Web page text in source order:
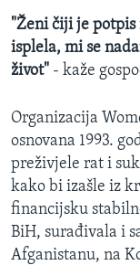
"Ženi čiji je
isplela, mi se
život" - kaže
Organizacija
osnovana 1993.
preživjele rat i
kako bi izašle iz
financijsku
BiH, surađivala i
Afganistanu, na